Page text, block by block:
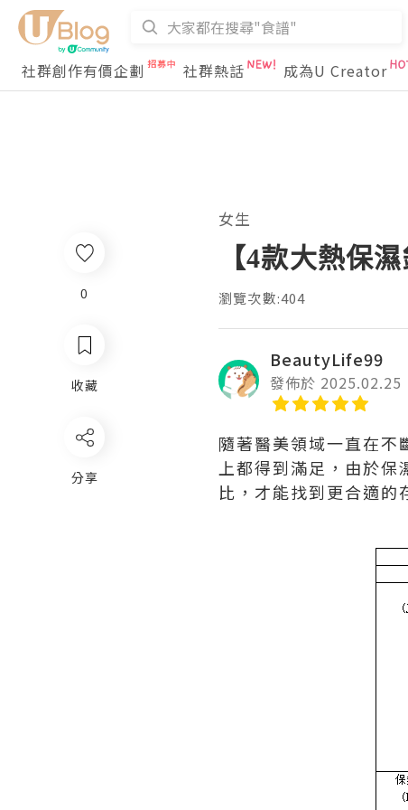
社群創作有價企劃
社群熱話 成為U Creator
女生
【4款大熱保
瀏覽次數:404
BeautyLife99
發佈於 2025.02.25
隨著醫美領域一直在不
上都得到滿足，由於
比，才能找到更合適的
0
收藏
分享